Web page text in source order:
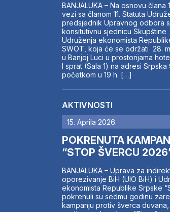
BANJALUKA – Na osnovu člana
vezi sa članom 11. Statuta
predsjednik Upravnog odbora
konsitutivnu sjednicu Skupštine
Udruženja ekonomista
SWOT, koja će se održati 28.
u Banjoj Luci u prostorijama
I sprat (Sala 1) na adresi Srpska
početkom u 19 h. […]
AKTIVNOSTI
15. Aprila 2026.
POKRENUTA
“STOP ŠVERCU
BANJALUKA – Uprava za
oporezivanje BiH (UIO BiH) i
ekonomista Republike Srpske
pokrenuli su sedmu godinu
kampanju protiv šverca